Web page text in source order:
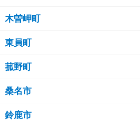
木曽岬町
東員町
菰野町
桑名市
鈴鹿市